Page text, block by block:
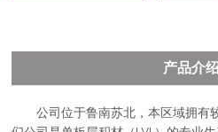
产品介
公司位于鲁南苏北，本区域拥有